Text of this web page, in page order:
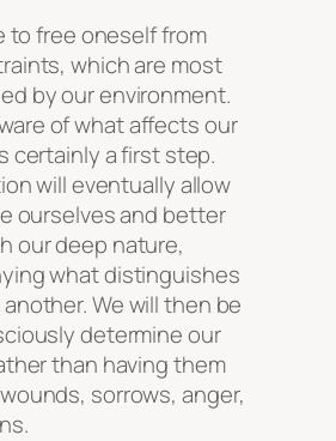
to free oneself from
which are most
by our environment.
of what affects our
certainly a first step.
will eventually allow
ourselves and better
our deep nature,
what distinguishes
We will then be
determine our
than having them
sorrows, anger,